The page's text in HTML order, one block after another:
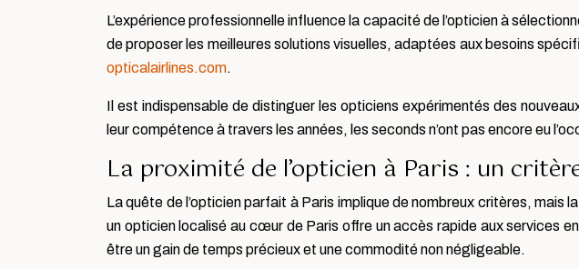
L’expérience professionnelle influence la capacité de l’opticien à
de proposer les meilleures solutions visuelles, adaptées aux besoins
opticalairlines.com.
Il est indispensable de distinguer les opticiens expérimentés des
leur compétence à travers les années, les seconds n’ont pas encore eu
La proximité de l’opticien à Paris : un
La quête de l’opticien parfait à Paris implique de nombreux critères,
un opticien localisé au cœur de Paris offre un accès rapide aux services
être un gain de temps précieux et une commodité non négligeable.